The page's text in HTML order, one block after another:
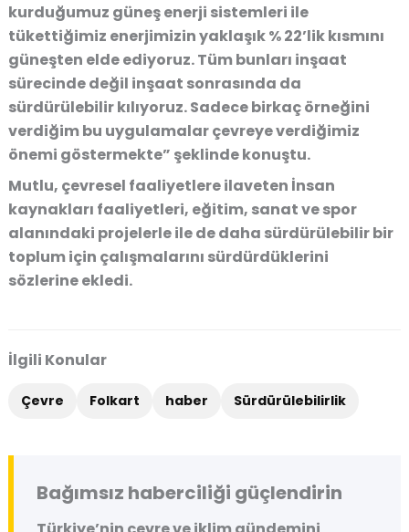
kurduğumuz güneş enerji sistemleri ile
tükettiğimiz enerjimizin yaklaşık % 22’lik kısmını
güneşten elde ediyoruz. Tüm bunları inşaat
sürecinde değil inşaat sonrasında da
sürdürülebilir kılıyoruz. Sadece birkaç örneğini
verdiğim bu uygulamalar çevreye verdiğimiz
önemi göstermekte” şeklinde konuştu.
Mutlu, çevresel faaliyetlere ilaveten İnsan
kaynakları faaliyetleri, eğitim, sanat ve spor
alanındaki projelerle ile de daha sürdürülebilir bir
toplum için çalışmalarını sürdürdüklerini
sözlerine ekledi.
İlgili Konular
Çevre Folkart haber Sürdürülebilirlik
Bağımsız haberciliği güçlendirin